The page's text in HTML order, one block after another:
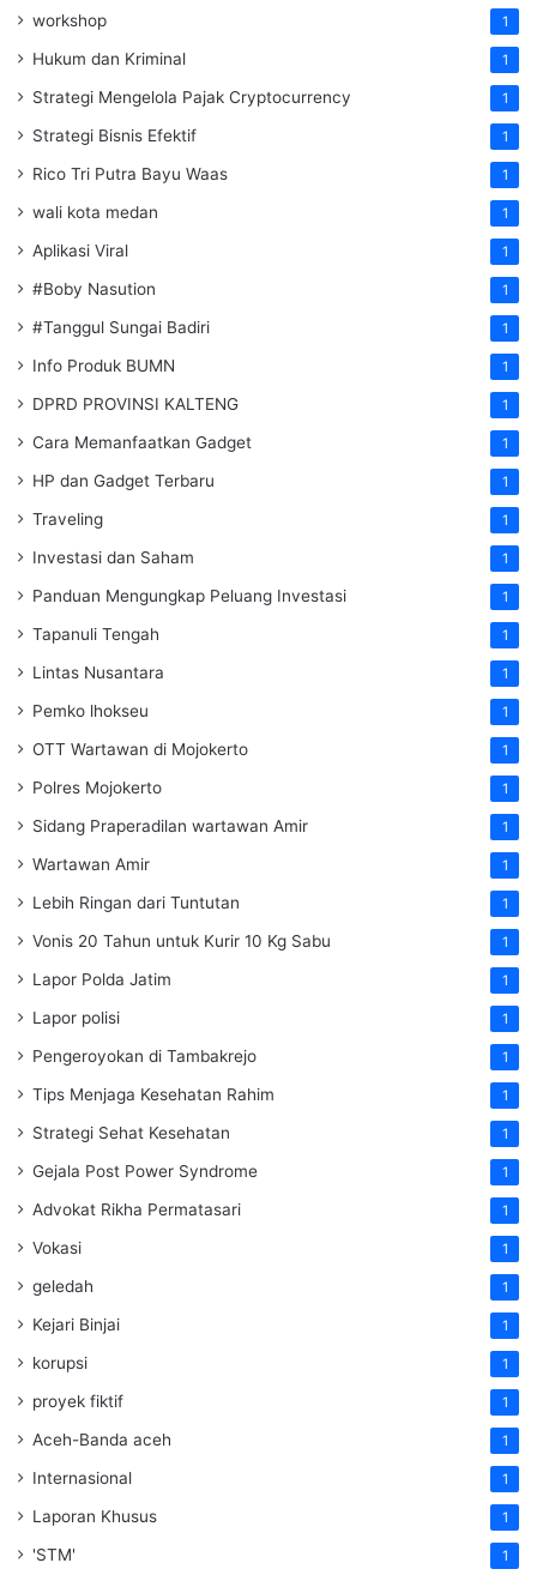
workshop 1
Hukum dan Kriminal 1
Strategi Mengelola Pajak Cryptocurrency 1
Strategi Bisnis Efektif 1
Rico Tri Putra Bayu Waas 1
wali kota medan 1
Aplikasi Viral 1
#Boby Nasution 1
#Tanggul Sungai Badiri 1
Info Produk BUMN 1
DPRD PROVINSI KALTENG 1
Cara Memanfaatkan Gadget 1
HP dan Gadget Terbaru 1
Traveling 1
Investasi dan Saham 1
Panduan Mengungkap Peluang Investasi 1
Tapanuli Tengah 1
Lintas Nusantara 1
Pemko lhokseu 1
OTT Wartawan di Mojokerto 1
Polres Mojokerto 1
Sidang Praperadilan wartawan Amir 1
Wartawan Amir 1
Lebih Ringan dari Tuntutan 1
Vonis 20 Tahun untuk Kurir 10 Kg Sabu 1
Lapor Polda Jatim 1
Lapor polisi 1
Pengeroyokan di Tambakrejo 1
Tips Menjaga Kesehatan Rahim 1
Strategi Sehat Kesehatan 1
Gejala Post Power Syndrome 1
Advokat Rikha Permatasari 1
Vokasi 1
geledah 1
Kejari Binjai 1
korupsi 1
proyek fiktif 1
Aceh-Banda aceh 1
Internasional 1
Laporan Khusus 1
'STM' 1